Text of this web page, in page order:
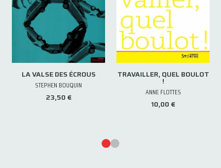
LA VALSE DES ÉCROUS
STEPHEN BOUQUIN
23,50 €
TRAVAILLER, QUEL BOULOT
!
ANNE FLOTTES
10,00 €